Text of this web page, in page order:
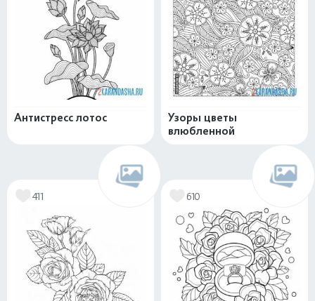
Антистресс лотос
Узоры цветы
влюбленной
411 610